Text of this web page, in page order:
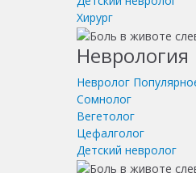
Хирург
Неврология
Невролог
Сомнолог
Вегетолог
Цефалголог
Детский невролог